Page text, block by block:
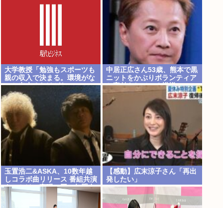
大学教授「勉強もスポーツも
親の収入で決まる。環境がな
いと出来るわけがない」
中居正広さん53歳、熊本で黒
ニットをかぶりボランティア
と寄付をしている模様
玉置浩二&ASKA、10数年越
しコラボ曲リリース 番組共演
きっかけで実現…同い年盟友
の完全合作
【感動】広末涼子さん「再出
発したい」